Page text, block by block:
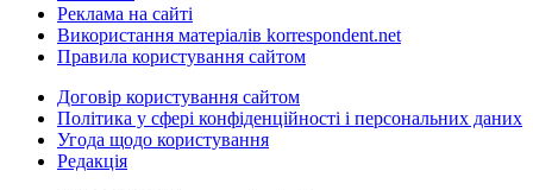
Реклама на сайті
Використання матеріалів korrespondent.net
Правила користування сайтом
Договір користування сайтом
Політика у сфері конфіденційності і персональних даних
Угода щодо користування
Редакція